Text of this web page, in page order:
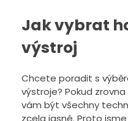
Jak vybrat
výstroj
Chcete poradit s
výstroje? Pokud
vám být všechny
zcela jasné. Proto